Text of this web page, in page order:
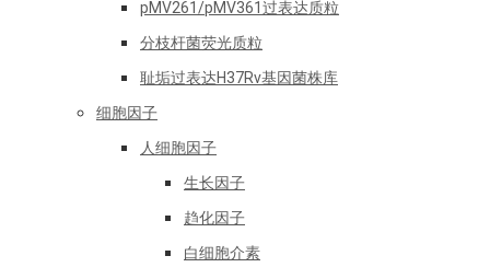
pMV261/pMV361过表达质粒
分枝杆菌荧光质粒
耻垢过表达H37Rv基因菌株库
细胞因子
人细胞因子
生长因子
趋化因子
白细胞介素